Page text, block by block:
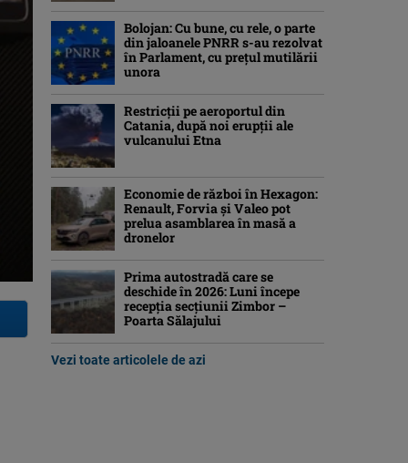
Bolojan: Cu bune, cu rele, o parte
din jaloanele PNRR s-au rezolvat
în Parlament, cu preţul mutilării
unora
Restricții pe aeroportul din
Catania, după noi erupții ale
vulcanului Etna
Economie de război în Hexagon:
Renault, Forvia și Valeo pot
prelua asamblarea în masă a
dronelor
Prima autostradă care se
deschide în 2026: Luni începe
recepția secțiunii Zimbor –
Poarta Sălajului
Vezi toate articolele de azi